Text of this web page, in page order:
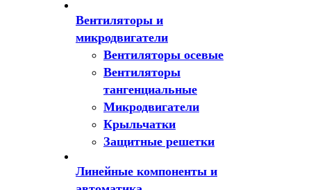
Вентиляторы и
микродвигатели
Вентиляторы осевые
Вентиляторы
тангенциальные
Микродвигатели
Крыльчатки
Защитные решетки
Линейные компоненты и